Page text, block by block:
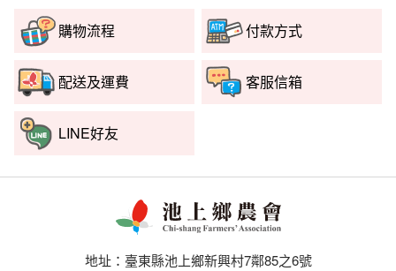
地址：臺東縣池上鄉新興村7鄰85之6號
購物流程 付款方式
配送及運費 客服信箱
LINE好友